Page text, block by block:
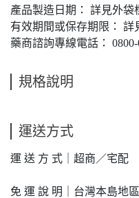
產品製造日期： 詳見外袋
有效期間或保存期限： 詳
藥商諮詢專線電話： 0800-
規格說明
運送方式
運 送 方 式｜超商／宅配
免 運 說 明｜台灣本島地